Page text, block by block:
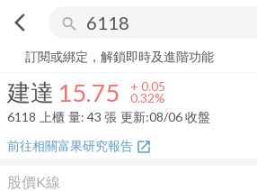
arrow_back_ios search
建達 15.75+ 0.32%
訂閱或綁定，解鎖即時及進階功能
建達 15.75 + 0.05
0.32%
6118
上櫃 量: 43 張 更新:08/06 收盤
前往相關富果研究報告 open_in_new
股價K線